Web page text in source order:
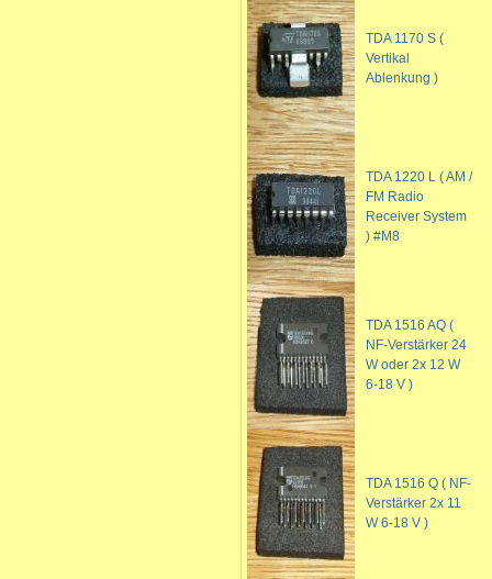
TDA 1170 S (
Vertikal
Ablenkung )
TDA 1220 L ( AM /
FM Radio
Receiver System
) #M8
TDA 1516 AQ (
NF-Verstärker 24
W oder 2x 12 W
6-18 V )
TDA 1516 Q ( NF-
Verstärker 2x 11
W 6-18 V )